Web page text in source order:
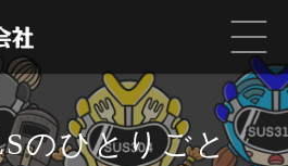
のひとりごと